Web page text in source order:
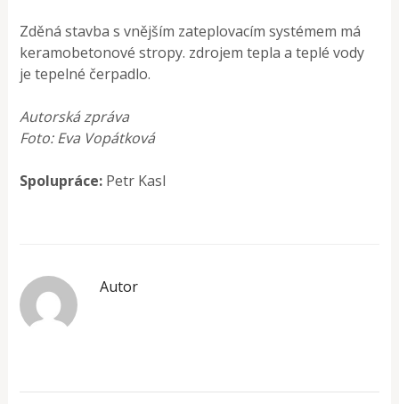
Zděná stavba s vnějším zateplovacím systémem má
keramobetonové stropy. zdrojem tepla a teplé vody
je tepelné čerpadlo.
Autorská zpráva
Foto: Eva Vopátková
Spolupráce: Petr Kasl
Autor